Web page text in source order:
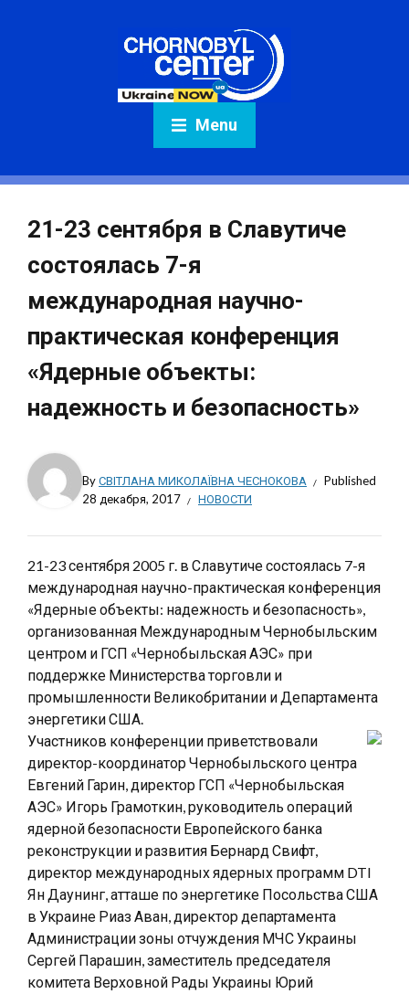
Menu
21-23 сентября в Славутиче
состоялась 7-я
международная научно-
практическая конференция
«Ядерные объекты:
надежность и безопасность»
ByСВІТЛАНА МИКОЛАЇВНА ЧЕСНОКОВА
Published
28 декабря, 2017
НОВОСТИ
21-23 сентября 2005 г. в Славутиче состоялась 7-я
международная научно-практическая конференция
«Ядерные объекты: надежность и безопасность»,
организованная Международным Чернобыльским
центром и ГСП «Чернобыльская АЭС» при
поддержке Министерства торговли и
промышленности Великобритании и Департамента
энергетики США.
Участников конференции приветствовали
директор-координатор Чернобыльского центра
Евгений Гарин, директор ГСП «Чернобыльская
АЭС» Игорь Грамоткин, руководитель операций
ядерной безопасности Европейского банка
реконструкции и развития Бернард Свифт,
директор международных ядерных программ DTI
Ян Даунинг, атташе по энергетике Посольства США
в Украине Риаз Аван, директор департамента
Администрации зоны отчуждения МЧС Украины
Сергей Парашин, заместитель председателя
комитета Верховной Рады Украины Юрий